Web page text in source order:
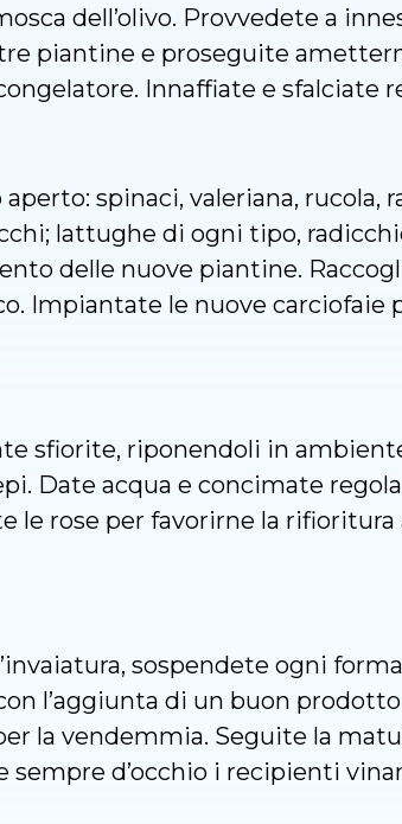
dell’olivo. Provvedete a
piantine e proseguite
Innaffiate e sfalciate
spinaci, valeriana, rucola,
lattughe di ogni tipo,
delle nuove piantine.
Impiantate le nuove carciofaie
sfiorite, riponendoli in
Date acqua e concimate
le rose per favorirne la
sospendete ogni
l’aggiunta di un buon
la vendemmia. Seguite la
d’occhio i recipienti